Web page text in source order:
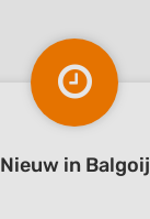
Nieuw in Balgoij